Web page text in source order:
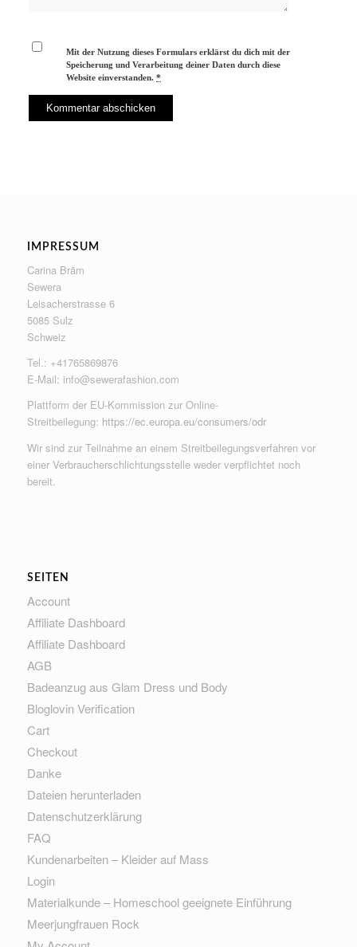
Mit der Nutzung dieses Formulars erklärst du dich mit der
Speicherung und Verarbeitung deiner Daten durch diese
Website einverstanden.*
IMPRESSUM
Carina Bräm
Sewera
Leisacherstrasse 6
5085 Sulz
Schweiz
Tel.: +41765869876
E-Mail: info@sewerafashion.com
Plattform der EU-Kommission zur Online-
Streitbeilegung: https://ec.europa.eu/consumers/odr
Wir sind zur Teilnahme an einem Streitbeilegungsverfahren vor
einer Verbraucherschlichtungsstelle weder verpflichtet noch
bereit.
SEITEN
Account
Affiliate Dashboard
Affiliate Dashboard
AGB
Badeanzug aus Glam Dress und Body
Bloglovin Verification
Cart
Checkout
Danke
Dateien herunterladen
Datenschutzerklärung
FAQ
Kundenarbeiten – Kleider auf Mass
Login
Materialkunde – Homeschool geeignete Einführung
Meerjungfrauen Rock